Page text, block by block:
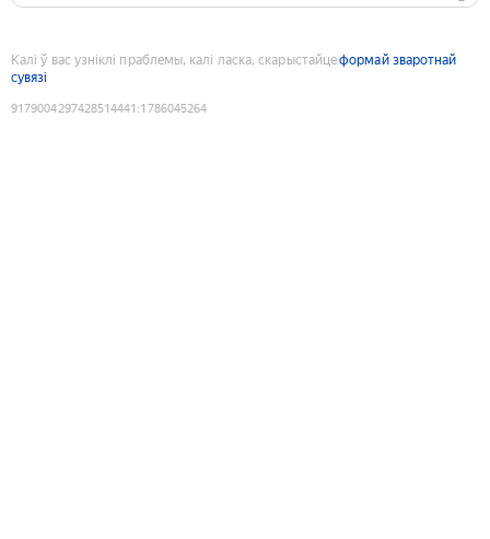
Калі ў вас узніклі праблемы, калі ласка, скарыстайцеформай зваротнай
сувязі
9179004297428514441 :1786045264